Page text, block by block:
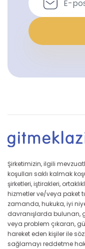
Şirketimizin, ilgili
koşulları saklı kalmak
şirketleri, iştirakleri,
hizmetler ve/veya paket
zamanda, hukuka, iyi
davranışlarda bulunan,
veya problem çıkaran,
hareket eden kişiler ile
sağlamayı reddetme